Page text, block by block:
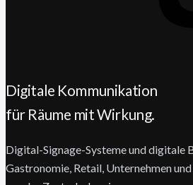
Digitale Kommunikation
für Räume mit Wirkung.
Digital-Signage-Systeme und digitale
Gastronomie, Retail, Unternehmen